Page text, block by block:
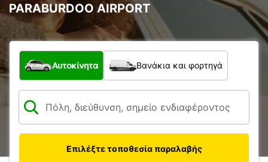
PARABURDOO AIRPORT
Τι τύπος οχήματος;
Αυτοκίνητα Βανάκια και φορτηγά
Επιλέξτε τοποθεσία παραλαβής